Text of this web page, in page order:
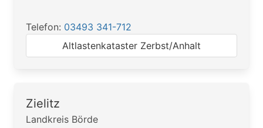
Telefon: 03493 341-712
Altlastenkataster Zerbst/Anhalt
Zielitz
Landkreis Börde